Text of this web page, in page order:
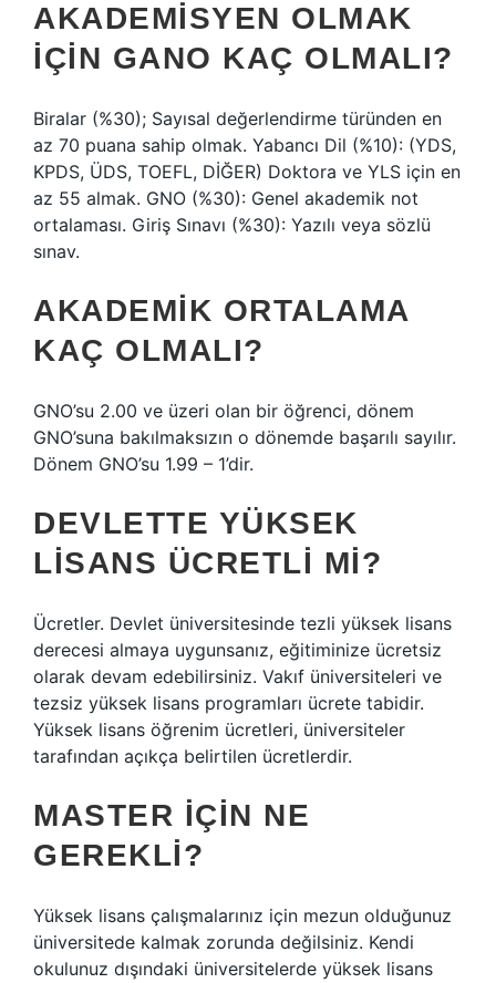
AKADEMISYEN OLMAK
IÇIN GANO KAÇ OLMALI?
Biralar (%30); Sayısal değerlendirme türünden en
az 70 puana sahip olmak. Yabancı Dil (%10): (YDS,
KPDS, ÜDS, TOEFL, DİĞER) Doktora ve YLS için en
az 55 almak. GNO (%30): Genel akademik not
ortalaması. Giriş Sınavı (%30): Yazılı veya sözlü
sınav.
AKADEMIK ORTALAMA
KAÇ OLMALI?
GNO’su 2.00 ve üzeri olan bir öğrenci, dönem
GNO’suna bakılmaksızın o dönemde başarılı sayılır.
Dönem GNO’su 1.99 – 1’dir.
DEVLETTE YÜKSEK
LISANS ÜCRETLI MI?
Ücretler. Devlet üniversitesinde tezli yüksek lisans
derecesi almaya uygunsanız, eğitiminize ücretsiz
olarak devam edebilirsiniz. Vakıf üniversiteleri ve
tezsiz yüksek lisans programları ücrete tabidir.
Yüksek lisans öğrenim ücretleri, üniversiteler
tarafından açıkça belirtilen ücretlerdir.
MASTER IÇIN NE
GEREKLI?
Yüksek lisans çalışmalarınız için mezun olduğunuz
üniversitede kalmak zorunda değilsiniz. Kendi
okulunuz dışındaki üniversitelerde yüksek lisans